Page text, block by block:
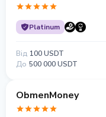
Platinum
Від 100 USDT
До 500 000 USDT
ObmenMoney